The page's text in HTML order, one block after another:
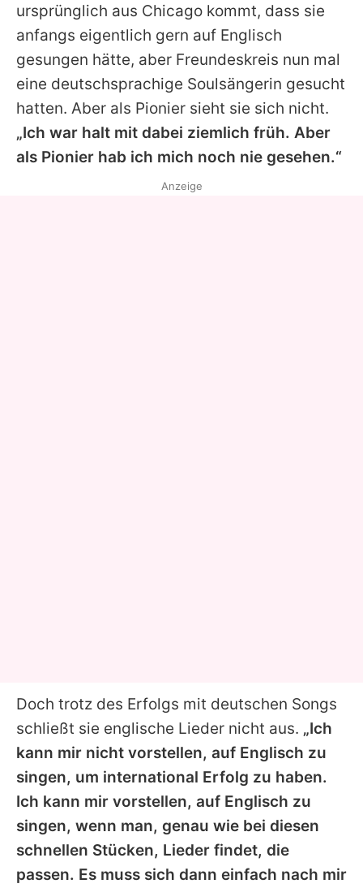
ursprünglich aus Chicago kommt, dass sie
anfangs eigentlich gern auf Englisch
gesungen hätte, aber Freundeskreis nun mal
eine deutschsprachige Soulsängerin gesucht
hatten. Aber als Pionier sieht sie sich nicht.
„Ich war halt mit dabei ziemlich früh. Aber
als Pionier hab ich mich noch nie gesehen.“
Doch trotz des Erfolgs mit deutschen Songs
schließt sie englische Lieder nicht aus. „Ich
kann mir nicht vorstellen, auf Englisch zu
singen, um international Erfolg zu haben.
Ich kann mir vorstellen, auf Englisch zu
singen, wenn man, genau wie bei diesen
schnellen Stücken, Lieder findet, die
passen. Es muss sich dann einfach nach mir
Anzeige